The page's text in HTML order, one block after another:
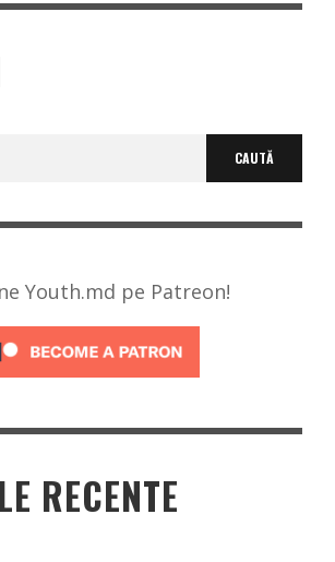
Youth.md pe Patreon!
RECENTE